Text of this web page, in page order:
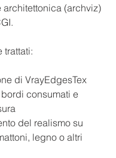
(archviz)
trattati:
di VrayEdgesTex
consumati e
del realismo su
legno o altri